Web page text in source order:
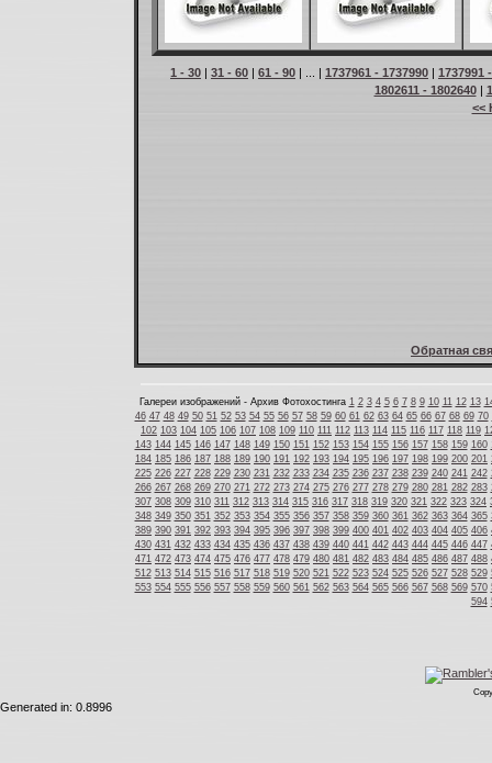
1 - 30 | 31 - 60 | 61 - 90 | ... | 1737961 - 1737990 | 1737991
1802611 - 1802640|
<<
Обратная
Галереи изображений - Архив Фотохостинга 1 2 3 4 5 6 7 8 9 10 11 12 13
46 47 48 49 50 51 52 53 54 55 56 57 58 59 60 61 62 63 64 65 66 67 68 69 70
102 103 104 105 106 107 108 109 110 111 112 113 114 115 116 117 118 119
143 144 145 146 147 148 149 150 151 152 153 154 155 156 157 158 159 160
184 185 186 187 188 189 190 191 192 193 194 195 196 197 198 199 200 201
225 226 227 228 229 230 231 232 233 234 235 236 237 238 239 240 241 242
266 267 268 269 270 271 272 273 274 275 276 277 278 279 280 281 282 283
307 308 309 310 311 312 313 314 315 316 317 318 319 320 321 322 323 324
348 349 350 351 352 353 354 355 356 357 358 359 360 361 362 363 364 365
389 390 391 392 393 394 395 396 397 398 399 400 401 402 403 404 405 406
430 431 432 433 434 435 436 437 438 439 440 441 442 443 444 445 446 447
471 472 473 474 475 476 477 478 479 480 481 482 483 484 485 486 487 488
512 513 514 515 516 517 518 519 520 521 522 523 524 525 526 527 528 529
553 554 555 556 557 558 559 560 561 562 563 564 565 566 567 568 569 570
594
Generated in: 0.8996